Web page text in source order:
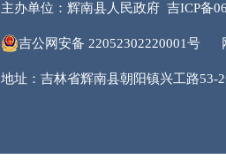
主办单位：辉南县人民政府 吉ICP备
吉公网安备 22052302220001号
地址：吉林省辉南县朝阳镇兴工路53-